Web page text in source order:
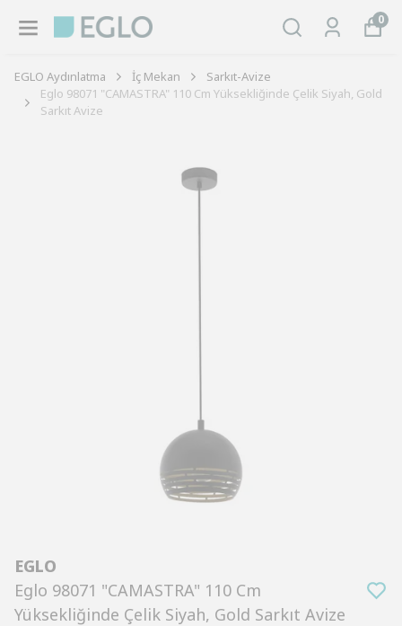
0
EGLO Aydınlatma İç Mekan
Sarkıt-Avize
Eglo 98071 "CAMASTRA" 110 Cm Yüksekliğinde Çelik Siyah, Gold
Sarkıt Avize
EGLO
Eglo 98071 "CAMASTRA" 110 Cm
Yüksekliğinde Çelik Siyah, Gold Sarkıt Avize